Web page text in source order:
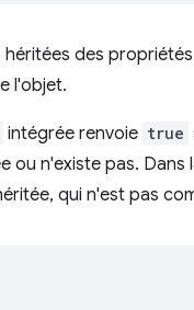
des
l'objet.
intégrée renvoie true
ou n'existe pas. Dans
qui n'est pas